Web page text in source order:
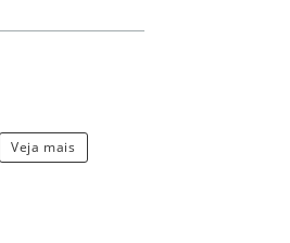
Veja mais